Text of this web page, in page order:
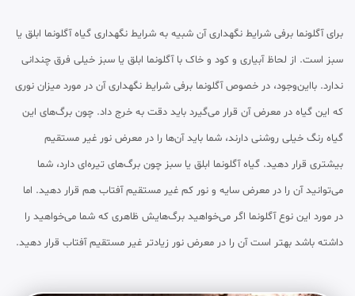
برای آگلونما برفی شرایط نگهداری آن شبیه به شرایط نگهداری گیاه آگلونما ابلق یا
سبز است. از لحاظ آبیاری و کود و خاک با آگلونما ابلق یا سبز خیلی فرق چندانی
ندارد. بااین‌وجود، در خصوص آگلونما برفی شرایط نگهداری آن در مورد میزان نوری
که این گیاه در معرض آن قرار می‌گیرد باید دقت به خرج داد. چون برگ‌های این
گیاه رنگ خیلی روشنی دارند، شما باید آن‌ها را در معرض نور غیر مستقیم
بیشتری قرار دهید. گیاه آگلونما ابلق یا سبز چون برگ‌های تیره‌ای دارد، شما
می‌توانید آن را در معرض سایه و نور کم غیر مستقیم آفتاب هم قرار دهید. اما
در مورد این نوع آگلونما اگر می‌خواهید برگ‌هایش ظاهری که شما می‌خواهید را
داشته باشد بهتر است آن را در معرض نور زیادتر غیر مستقیم آفتاب قرار دهید.